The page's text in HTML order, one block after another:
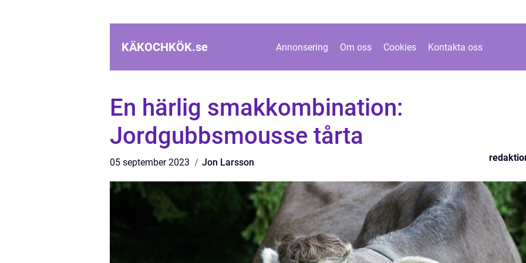
KÄKOCHKÖK.se Annonsering Om oss Cookies Kontakta oss
En härlig smakkombination:
Jordgubbsmousse tårta
05 september 2023 Jon Larsson